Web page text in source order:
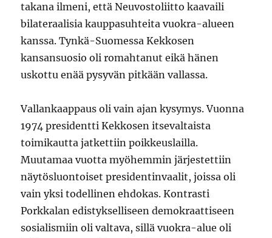
takana ilmeni, että Neuvostoliitto kaavaili
bilateraalisia kauppasuhteita vuokra-alueen
kanssa. Tynkä-Suomessa Kekkosen
kansansuosio oli romahtanut eikä hänen
uskottu enää pysyvän pitkään vallassa.
Vallankaappaus oli vain ajan kysymys. Vuonna
1974 presidentti Kekkosen itsevaltaista
toimikautta jatkettiin poikkeuslailla.
Muutamaa vuotta myöhemmin järjestettiin
näytösluontoiset presidentinvaalit, joissa oli
vain yksi todellinen ehdokas. Kontrasti
Porkkalan edistykselliseen demokraattiseen
sosialismiin oli valtava, sillä vuokra-alue oli